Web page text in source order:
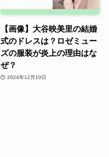
【画像】大谷映美里の結婚
式のドレスは？ロゼミュー
ズの服装が炎上の理由はな
ぜ？
2024年12月10日